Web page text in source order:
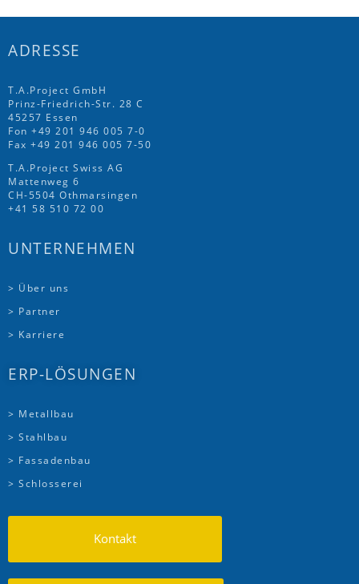
ADRESSE
T.A.Project GmbH
Prinz-Friedrich-Str. 28 C
45257 Essen
Fon +49 201 946 005 7-0
Fax +49 201 946 005 7-50
T.A.Project Swiss AG
Mattenweg 6
CH-5504 Othmarsingen
+41 58 510 72 00
UNTERNEHMEN
> Über uns
> Partner
> Karriere
ERP-LÖSUNGEN
> Metallbau
> Stahlbau
> Fassadenbau
> Schlosserei
Kontakt